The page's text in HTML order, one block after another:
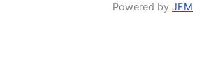
Powered by JEM